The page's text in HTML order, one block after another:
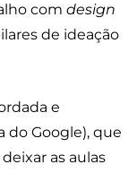
com design
de ideação
e
do Google), que
as aulas